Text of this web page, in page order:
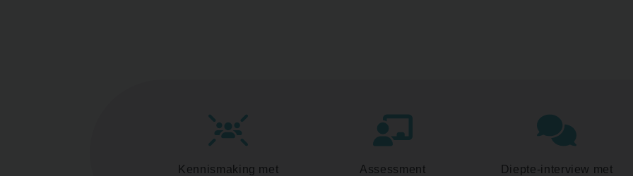
Kennismaking met
Assessment
Diepte-interview met